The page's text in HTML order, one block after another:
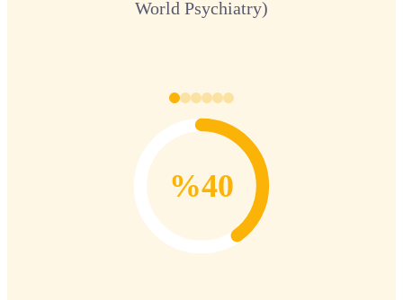
World Psychiatry)
%40